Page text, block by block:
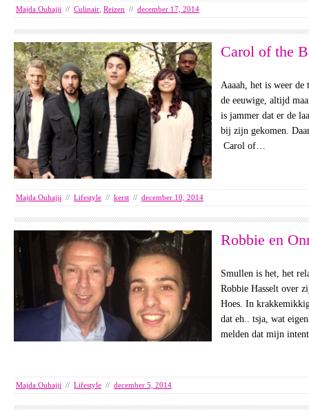
Majda Ouhajji // Culinair Reizen // december 17, 2014
Carol of the
Aaaah, het is weer
de eeuwige, altijd
is jammer dat er de
bij zijn gekomen.
Carol of…
Majda Ouhajji // Lifestyle // kerst // december 10, 2014
Robbie en
Smullen is het, het
Robbie Hasselt over
Hoes. In
dat eh.. tsja, wat
melden dat mijn
Majda Ouhajji // Lifestyle // december 5, 2014